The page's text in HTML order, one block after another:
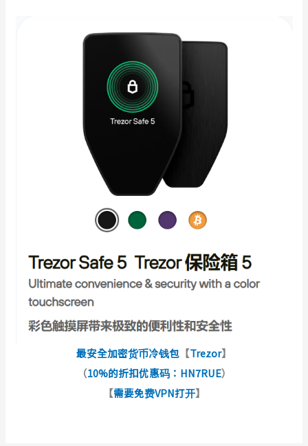
最安全加密货币冷钱包 【Trezor】
（10%的折扣优惠码：HN7RUE）
【需要免费VPN打开】